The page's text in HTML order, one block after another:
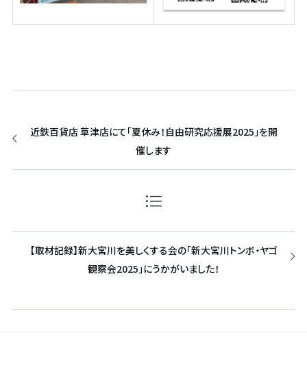
近鉄百貨店 草津店にて「夏休み！自由研究応援展2025」を開
催します
【取材記録】新大宮川を美しくする会の「新大宮川トンボ・ヤゴ
観察会2025」にうかがいました！